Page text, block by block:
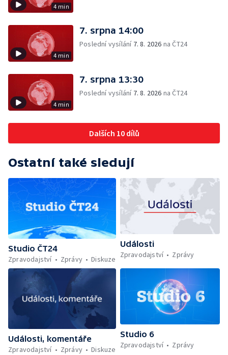
4 min
4 min
7. srpna 14:00
Poslední vysílání 7. 8. 2026 na ČT24
4 min
7. srpna 13:30
Poslední vysílání 7. 8. 2026 na ČT24
Dalších 10 dílů
Ostatní také sledují
Studio ČT24
Zpravodajství
Zprávy Diskuze
Události
Zpravodajství
Zprávy
Události, komentáře
Zpravodajství
Zprávy Diskuze
Studio 6
Zpravodajství
Zprávy